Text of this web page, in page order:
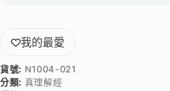
我的最愛
貨號: N1004-021
分類: 真理解經